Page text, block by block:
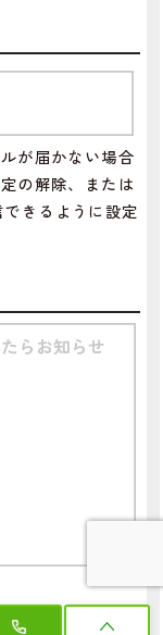
が届かない場合
の解除、または
きるように設定